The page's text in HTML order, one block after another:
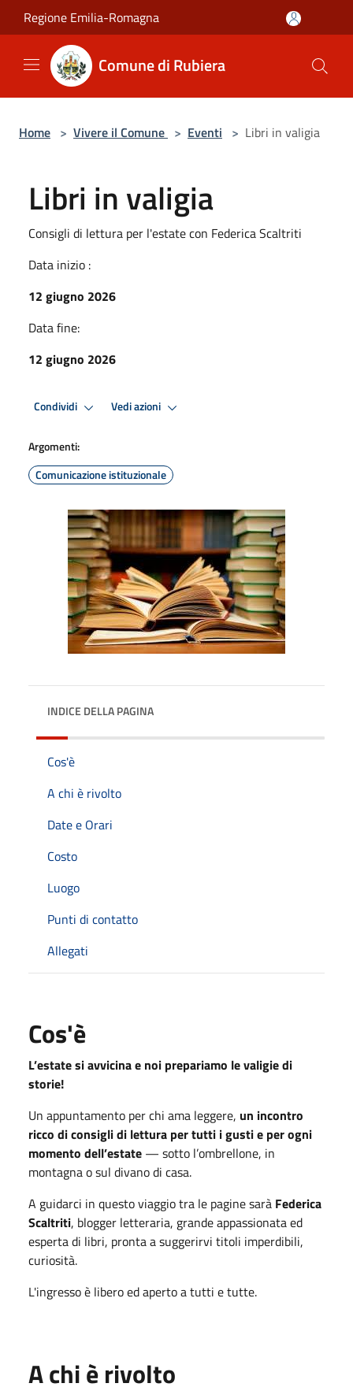
Salta al contenuto principale
Regione Emilia-Romagna
Comune di Rubiera
Home > Vivere il Comune > Eventi > Libri in valigia
Libri in valigia
Consigli di lettura per l'estate con Federica Scaltriti
Data inizio :
12 giugno 2026
Data fine:
12 giugno 2026
Condividi Vedi azioni
Argomenti:
Comunicazione istituzionale
INDICE DELLA PAGINA
Cos'è
A chi è rivolto
Date e Orari
Costo
Luogo
Punti di contatto
Allegati
Cos'è
L’estate si avvicina e noi prepariamo le valigie di
storie!
Un appuntamento per chi ama leggere, un incontro
ricco di consigli di lettura per tutti i gusti e per ogni
momento dell’estate — sotto l’ombrellone, in
montagna o sul divano di casa.
A guidarci in questo viaggio tra le pagine sarà Federica
Scaltriti, blogger letteraria, grande appassionata ed
esperta di libri, pronta a suggerirvi titoli imperdibili,
curiosità.
L'ingresso è libero ed aperto a tutti e tutte.
A chi è rivolto